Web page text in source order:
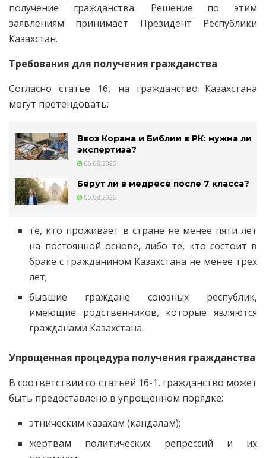
получение гражданства. Решение по этим
заявлениям принимает Президент Республики
Казахстан.
Требования для получения гражданства
Согласно статье 16, на гражданство Казахстана
могут претендовать:
Ввоз Корана и Библии в РК: нужна ли
экспертиза?
06.08.2026
Берут ли в медресе после 7 класса?
05.08.2026
те, кто проживает в стране не менее пяти лет
на постоянной основе, либо те, кто состоит в
браке с гражданином Казахстана не менее трех
лет;
бывшие граждане союзных республик,
имеющие родственников, которые являются
гражданами Казахстана.
Упрощенная процедура получения гражданства
В соответствии со статьей 16-1, гражданство может
быть предоставлено в упрощенном порядке:
этническим казахам (кандалам);
жертвам политических репрессий и их